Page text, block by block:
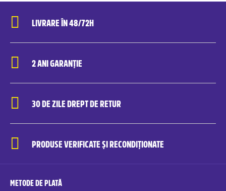
LIVRARE ÎN 48/72H
2 ANI GARANȚIE
30 DE ZILE DREPT DE RETUR
PRODUSE VERIFICATE ȘI RECONDIȚIONATE
METODE DE PLATĂ